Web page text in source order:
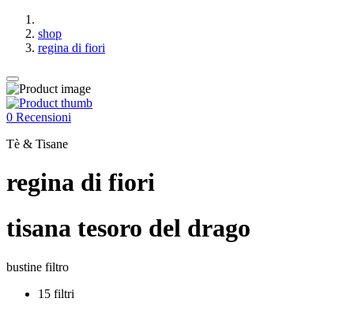
shop
regina di fiori
0 Recensioni
Tè & Tisane
regina di fiori
tisana tesoro del drago
bustine filtro
15 filtri